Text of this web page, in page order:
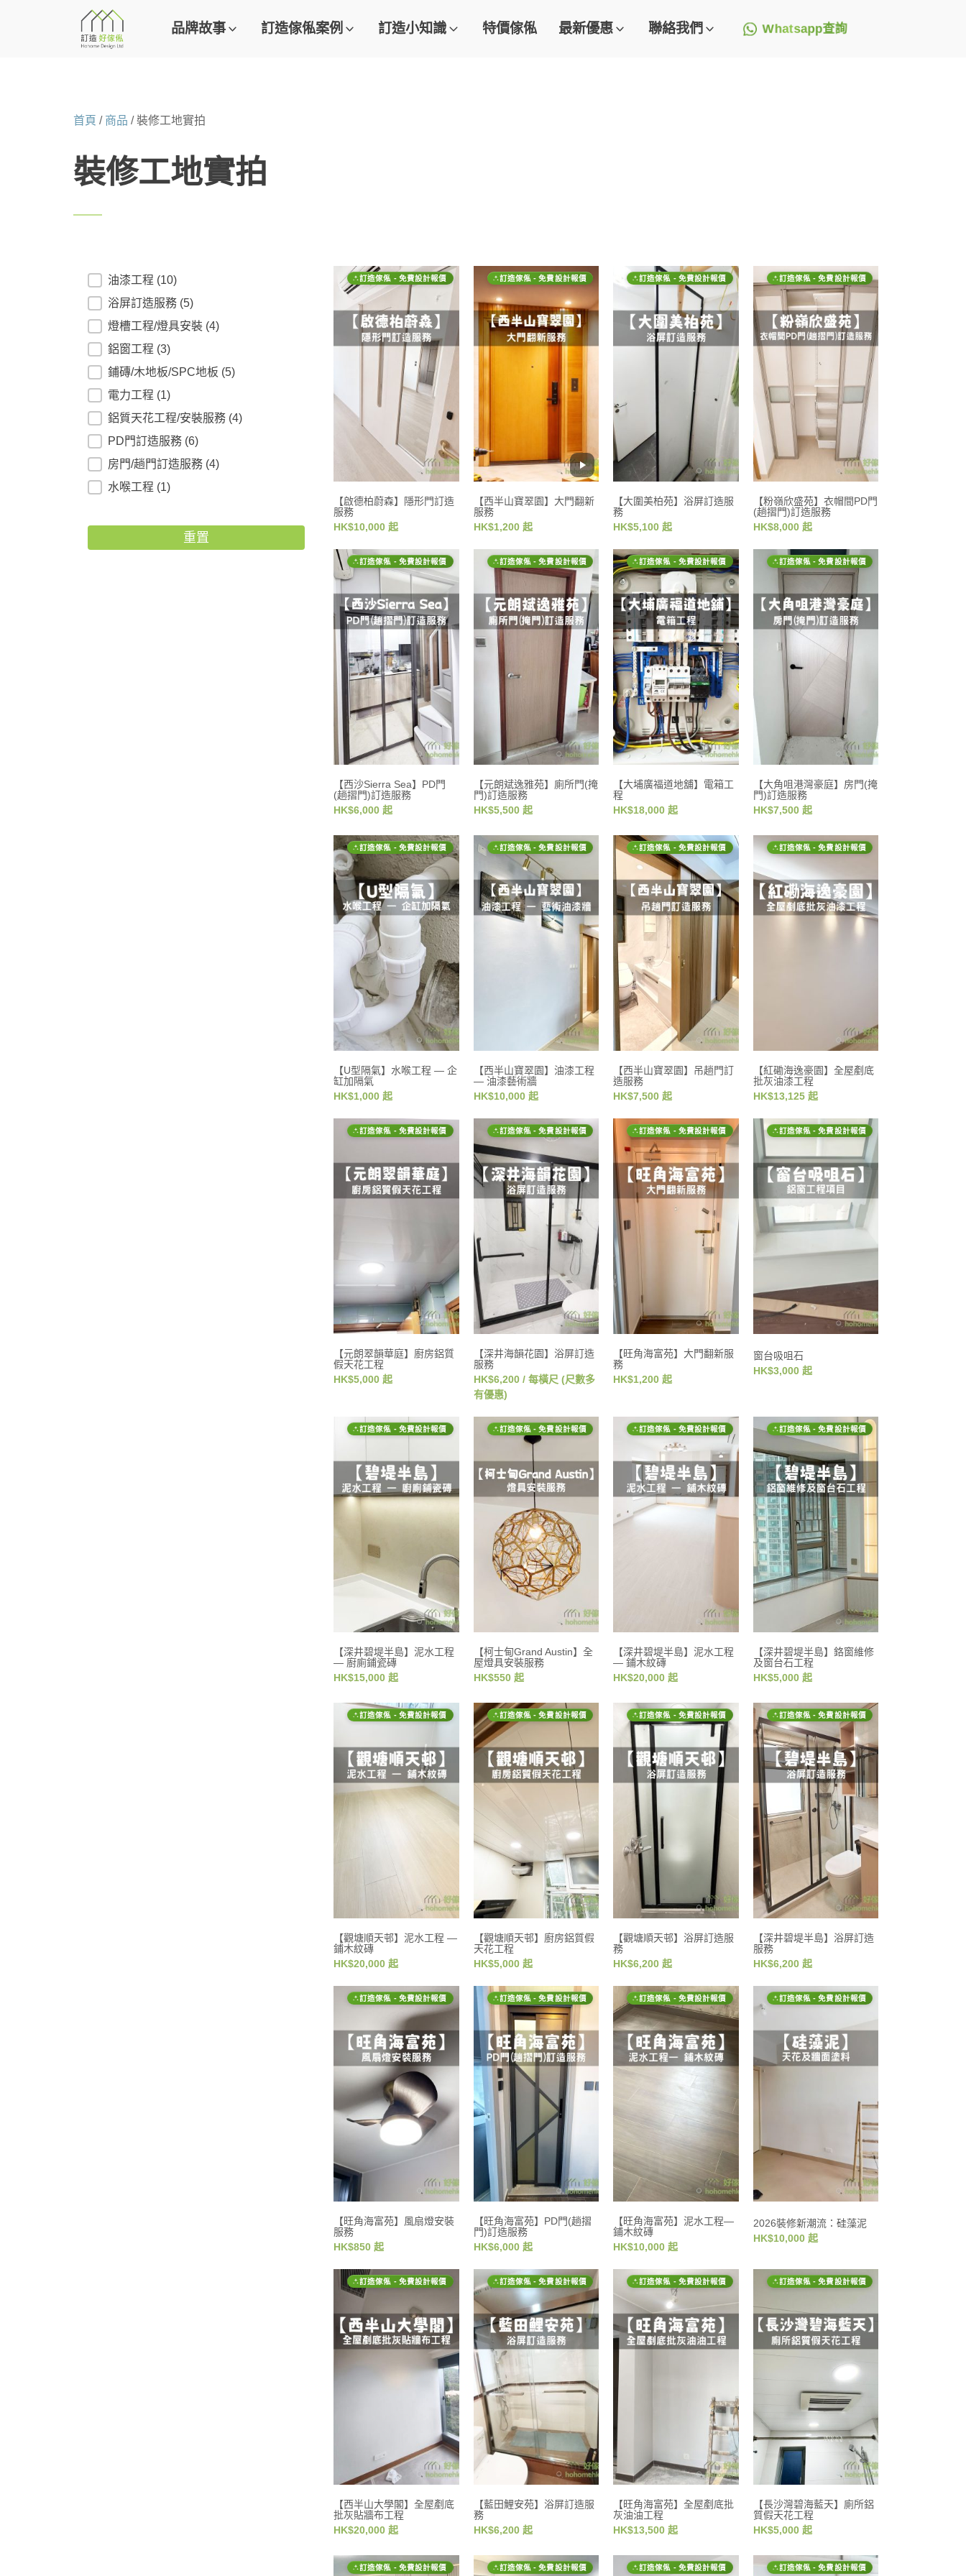
品牌故事 訂造傢俬案例 訂造小知識 特價傢俬 最新優惠 聯絡我們 Whatsapp查詢
首頁 / 商品 / 裝修工地實拍
裝修工地實拍
Product Category
油漆工程 (10)
浴屏訂造服務 (5)
燈槽工程/燈具安裝 (4)
鋁窗工程 (3)
鋪磚/木地板/SPC地板 (5)
電力工程 (1)
鋁質天花工程/安裝服務 (4)
PD門訂造服務 (6)
房門/趟門訂造服務 (4)
水喉工程 (1)
重置
訂造傢俬 - 免費設計報價
【啟德柏蔚森】隱形門訂造
服務
HK$10,000 起
訂造傢俬 - 免費設計報價
【西半山寶翠園】大門翻新
服務
HK$1,200 起
訂造傢俬 - 免費設計報價
【大圍美柏苑】浴屏訂造服
務
HK$5,100 起
訂造傢俬 - 免費設計報價
【粉嶺欣盛苑】衣帽間PD門
(趟摺門)訂造服務
HK$8,000 起
訂造傢俬 - 免費設計報價
【西沙Sierra Sea】PD門
(趟摺門)訂造服務
HK$6,000 起
訂造傢俬 - 免費設計報價
【元朗斌逸雅苑】廁所門(掩
門)訂造服務
HK$5,500 起
訂造傢俬 - 免費設計報價
【大埔廣福道地舖】電箱工
程
HK$18,000 起
訂造傢俬 - 免費設計報價
【大角咀港灣豪庭】房門(掩
門)訂造服務
HK$7,500 起
訂造傢俬 - 免費設計報價
【U型隔氣】水喉工程 — 企
缸加隔氣
HK$1,000 起
訂造傢俬 - 免費設計報價
【西半山寶翠園】油漆工程
— 油漆藝術牆
HK$10,000 起
訂造傢俬 - 免費設計報價
【西半山寶翠園】吊趟門訂
造服務
HK$7,500 起
訂造傢俬 - 免費設計報價
【紅磡海逸豪園】全屋剷底
批灰油漆工程
HK$13,125 起
訂造傢俬 - 免費設計報價
【元朗翠韻華庭】廚房鋁質
假天花工程
HK$5,000 起
訂造傢俬 - 免費設計報價
【深井海韻花園】浴屏訂造
服務
HK$6,200 / 每橫尺 (尺數多
有優惠)
訂造傢俬 - 免費設計報價
【旺角海富苑】大門翻新服
務
HK$1,200 起
訂造傢俬 - 免費設計報價
窗台吸咀石
HK$3,000 起
訂造傢俬 - 免費設計報價
【深井碧堤半島】泥水工程
— 廚廁鋪瓷磚
HK$15,000 起
訂造傢俬 - 免費設計報價
【柯士甸Grand Austin】全
屋燈具安裝服務
HK$550 起
訂造傢俬 - 免費設計報價
【深井碧堤半島】泥水工程
— 鋪木紋磚
HK$20,000 起
訂造傢俬 - 免費設計報價
【深井碧堤半島】鉻窗維修
及窗台石工程
HK$5,000 起
訂造傢俬 - 免費設計報價
【觀塘順天邨】泥水工程 —
鋪木紋磚
HK$20,000 起
訂造傢俬 - 免費設計報價
【觀塘順天邨】廚房鋁質假
天花工程
HK$5,000 起
訂造傢俬 - 免費設計報價
【觀塘順天邨】浴屏訂造服
務
HK$6,200 起
訂造傢俬 - 免費設計報價
【深井碧堤半島】浴屏訂造
服務
HK$6,200 起
訂造傢俬 - 免費設計報價
【旺角海富苑】風扇燈安裝
服務
HK$850 起
訂造傢俬 - 免費設計報價
【旺角海富苑】PD門(趟摺
門)訂造服務
HK$6,000 起
訂造傢俬 - 免費設計報價
【旺角海富苑】泥水工程—
鋪木紋磚
HK$10,000 起
訂造傢俬 - 免費設計報價
2026裝修新潮流：硅藻泥
HK$10,000 起
訂造傢俬 - 免費設計報價
【西半山大學閣】全屋剷底
批灰貼牆布工程
HK$20,000 起
訂造傢俬 - 免費設計報價
【藍田鯉安苑】浴屏訂造服
務
HK$6,200 起
訂造傢俬 - 免費設計報價
【旺角海富苑】全屋剷底批
灰油油工程
HK$13,500 起
訂造傢俬 - 免費設計報價
【長沙灣碧海藍天】廁所鋁
質假天花工程
HK$5,000 起
訂造傢俬 - 免費設計報價 訂造傢俬 - 免費設計報價 訂造傢俬 - 免費設計報價 訂造傢俬 - 免費設計報價